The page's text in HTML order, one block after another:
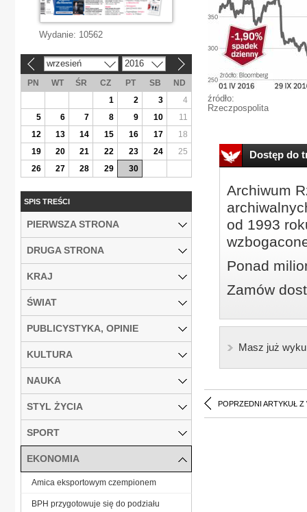
źródło:
Rzeczpospolita
Dostęp do
Archiwum
od 1993
Ponad
Zamów
Masz już
POPRZEDNI ARTYKUŁ Z
Wydanie: 10562
wrzesień 2016
PN WT ŚR CZ PT SB
ND
1
2 3
4
5
6 7 8 9 10
11
12
13 14 15 16 17
18
19
20 21 22 23 24
25
26
27 28 29 30
SPIS TREŚCI
PIERWSZA STRONA
DRUGA STRONA
KRAJ
ŚWIAT
PUBLICYSTYKA, OPINIE
KULTURA
NAUKA
STYL ŻYCIA
SPORT
EKONOMIA
Amica eksportowym czempionem
BPH przygotowuje się do podziału